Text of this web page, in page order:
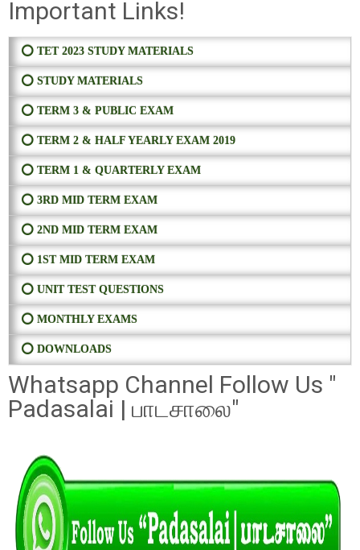
Important Links!
⭕ TET 2023 STUDY MATERIALS
⭕ STUDY MATERIALS
⭕ TERM 3 & PUBLIC EXAM
⭕ TERM 2 & HALF YEARLY EXAM 2019
⭕ TERM 1 & QUARTERLY EXAM
⭕ 3RD MID TERM EXAM
⭕ 2ND MID TERM EXAM
⭕ 1ST MID TERM EXAM
⭕ UNIT TEST QUESTIONS
⭕ MONTHLY EXAMS
⭕ DOWNLOADS
Whatsapp Channel Follow Us "
Padasalai | பாடசாலை"